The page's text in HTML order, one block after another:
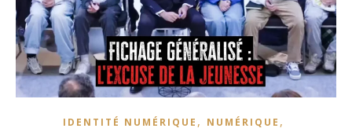
IDENTITÉ NUMÉRIQUE , NUMÉRIQUE ,